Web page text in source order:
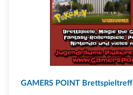
GAMERS POINT Brettspieltreff